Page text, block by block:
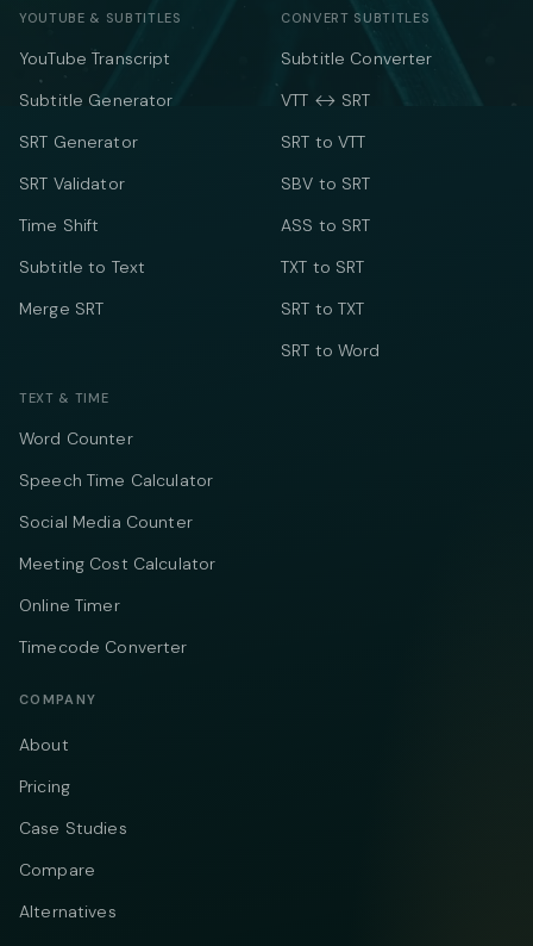
YOUTUBE & SUBTITLES
YouTube Transcript
Subtitle Generator
SRT Generator
SRT Validator
Time Shift
Subtitle to Text
Merge SRT
CONVERT SUBTITLES
Subtitle Converter
VTT ↔ SRT
SRT to VTT
SBV to SRT
ASS to SRT
TXT to SRT
SRT to TXT
SRT to Word
TEXT & TIME
Word Counter
Speech Time Calculator
Social Media Counter
Meeting Cost Calculator
Online Timer
Timecode Converter
COMPANY
About
Pricing
Case Studies
Compare
Alternatives